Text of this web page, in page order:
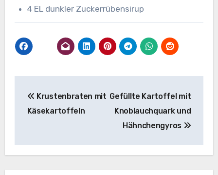
4 EL dunkler Zuckerrübensirup
Krustenbraten mit
Käsekartoffeln
Gefüllte Kartoffel mit
Knoblauchquark und
Hähnchengyros